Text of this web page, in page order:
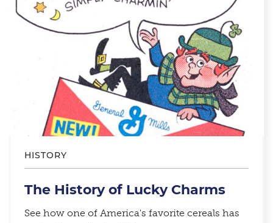
HISTORY
The History of Lucky Charms
See how one of America's favorite cereals has